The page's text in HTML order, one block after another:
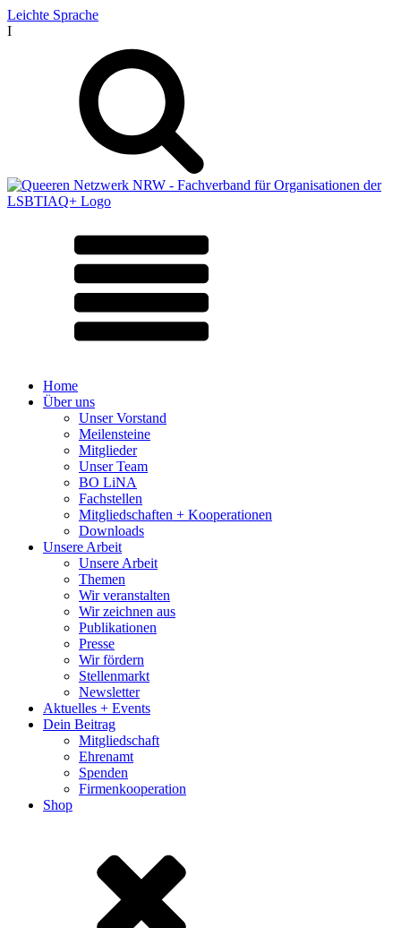
Leichte Sprache
I
Home
Über uns
Unser Vorstand
Meilensteine
Mitglieder
Unser Team
BO LiNA
Fachstellen
Mitgliedschaften + Kooperationen
Downloads
Unsere Arbeit
Unsere Arbeit
Themen
Wir veranstalten
Wir zeichnen aus
Publikationen
Presse
Wir fördern
Stellenmarkt
Newsletter
Aktuelles + Events
Dein Beitrag
Mitgliedschaft
Ehrenamt
Spenden
Firmenkooperation
Shop